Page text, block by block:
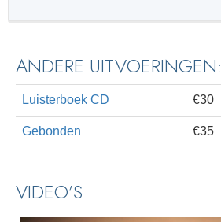
ANDERE UITVOERINGEN:
Luisterboek CD €30
Gebonden €35
VIDEO’S